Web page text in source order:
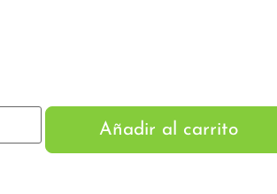
Añadir al carrito